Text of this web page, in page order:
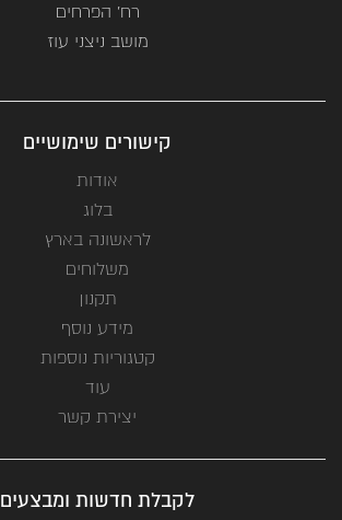
רח' הפרחים
מושב ניצני עוז
קישורים שימושיים
אודות
בלוג
לראשונה בארץ
משלוחים
תקנון
מידע נוסף
קטגוריות נוספות
עוד
יצירת קשר
לקבלת חדשות ומבצעים